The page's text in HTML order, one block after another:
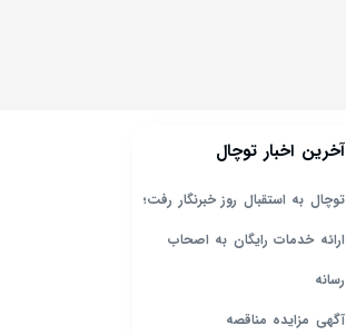
آخرین اخبار توچال
توچال به استقبال روز خبرنگار رفت؛
ارائه خدمات رایگان به اصحاب
رسانه
آگهی مزایده مناقصه